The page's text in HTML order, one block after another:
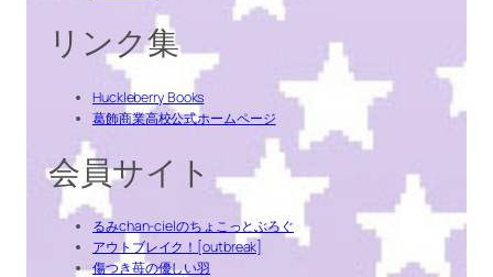
リンク集
Huckleberry Books
葛飾商業高校公式ホームページ
会員サイト
るみchan-cielのちょこっとぶろぐ
アウトブレイク！[outbreak]
傷つき苺の優しい羽